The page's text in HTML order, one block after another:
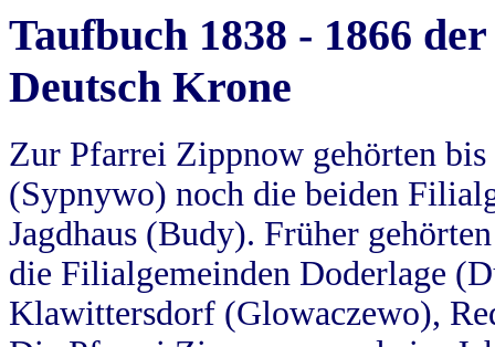
Taufbuch 1838 - 1866
Deutsch Krone
Zur Pfarrei Zippnow gehörten
(Sypnywo) noch die beiden
Jagdhaus (Budy). Früher
die Filialgemeinden Doderlage
Klawittersdorf (Glowaczewo),